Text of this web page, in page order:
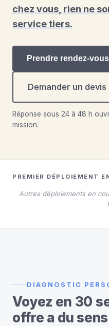
chez vous, rien ne
service tiers.
Prendre rendez-vous
Demander un devis
Réponse sous 24 à 48 h
mission.
PREMIER DÉPLOIEMENT
Autres déploiements en
DIAGNOSTIC
Voyez en 30
offre a du